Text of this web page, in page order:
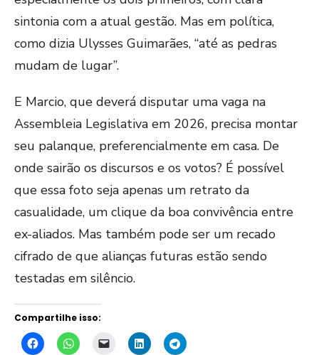
sintonia com a atual gestão. Mas em política,
como dizia Ulysses Guimarães, “até as pedras
mudam de lugar”.
E Marcio, que deverá disputar uma vaga na
Assembleia Legislativa em 2026, precisa montar
seu palanque, preferencialmente em casa. De
onde sairão os discursos e os votos? É possível
que essa foto seja apenas um retrato da
casualidade, um clique da boa convivência entre
ex-aliados. Mas também pode ser um recado
cifrado de que alianças futuras estão sendo
testadas em silêncio.
Compartilhe isso: